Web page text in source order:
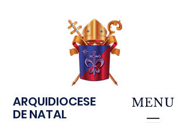
ARQUIDIOCESE
DE NATAL
MENU